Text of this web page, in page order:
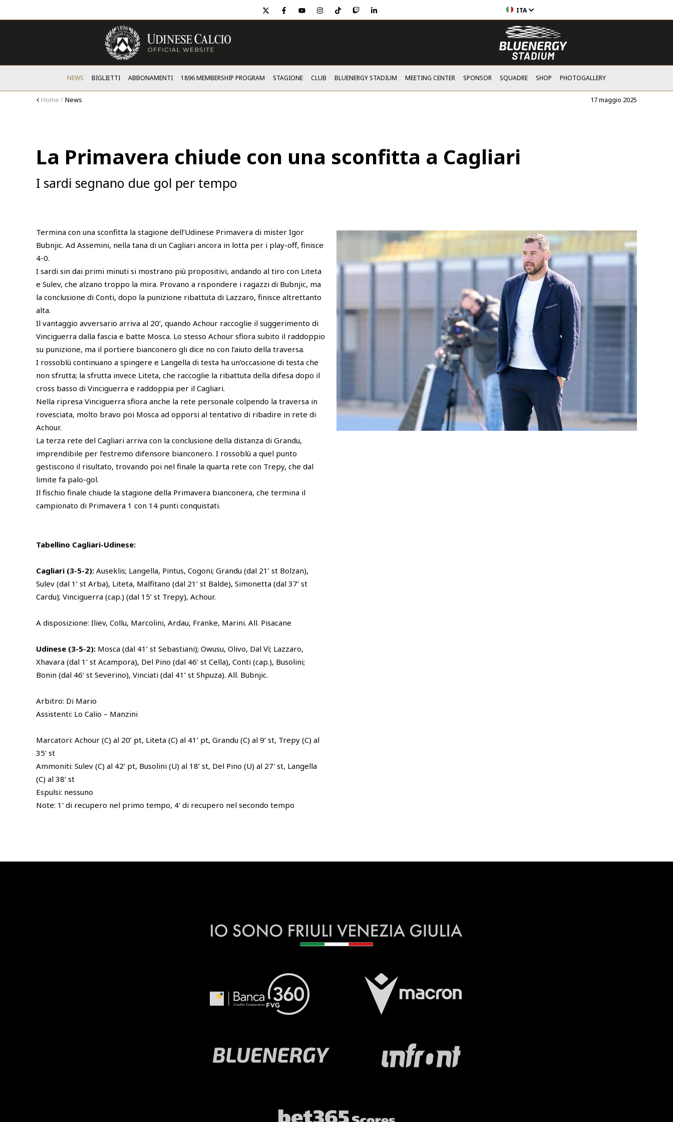
twitter facebook
youtubeinstagram
tiktoktwitchlinkedin ITA
NEWS BIGLIETTI ABBONAMENTI 1896 MEMBERSHIP PROGRAM STAGIONE CLUB BLUENERGY STADIUM MEETING CENTER SPONSOR SQUADRE SHOP PHOTOGALLERY
Home News 17 maggio 2025
La Primavera chiude con una sconfitta a Cagliari
I sardi segnano due gol per tempo
Termina con una sconfitta la stagione dell’Udinese Primavera di mister Igor
Bubnjic. Ad Assemini, nella tana di un Cagliari ancora in lotta per i play-off, finisce
4-0.
I sardi sin dai primi minuti si mostrano più propositivi, andando al tiro con Liteta
e Sulev, che alzano troppo la mira. Provano a rispondere i ragazzi di Bubnjic, ma
la conclusione di Conti, dopo la punizione ribattuta di Lazzaro, finisce altrettanto
alta.
Il vantaggio avversario arriva al 20’, quando Achour raccoglie il suggerimento di
Vinciguerra dalla fascia e batte Mosca. Lo stesso Achour sfiora subito il raddoppio
su punizione, ma il portiere bianconero gli dice no con l’aiuto della traversa.
I rossoblù continuano a spingere e Langella di testa ha un’occasione di testa che
non sfrutta; la sfrutta invece Liteta, che raccoglie la ribattuta della difesa dopo il
cross basso di Vinciguerra e raddoppia per il Cagliari.
Nella ripresa Vinciguerra sfiora anche la rete personale colpendo la traversa in
rovesciata, molto bravo poi Mosca ad opporsi al tentativo di ribadire in rete di
Achour.
La terza rete del Cagliari arriva con la conclusione della distanza di Grandu,
imprendibile per l’estremo difensore bianconero. I rossoblù a quel punto
gestiscono il risultato, trovando poi nel finale la quarta rete con Trepy, che dal
limite fa palo-gol.
Il fischio finale chiude la stagione della Primavera bianconera, che termina il
campionato di Primavera 1 con 14 punti conquistati.
Tabellino Cagliari-Udinese:
Cagliari (3-5-2): Auseklis; Langella, Pintus, Cogoni; Grandu (dal 21’ st Bolzan),
Sulev (dal 1’ st Arba), Liteta, Malfitano (dal 21’ st Balde), Simonetta (dal 37’ st
Cardu); Vinciguerra (cap.) (dal 15’ st Trepy), Achour.
A disposizione: Iliev, Collu, Marcolini, Ardau, Franke, Marini. All. Pisacane
Udinese (3-5-2): Mosca (dal 41’ st Sebastiani); Owusu, Olivo, Dal Vì; Lazzaro,
Xhavara (dal 1’ st Acampora), Del Pino (dal 46’ st Cella), Conti (cap.), Busolini;
Bonin (dal 46’ st Severino), Vinciati (dal 41’ st Shpuza). All. Bubnjic.
Arbitro: Di Mario
Assistenti: Lo Calio – Manzini
Marcatori: Achour (C) al 20’ pt, Liteta (C) al 41’ pt, Grandu (C) al 9’ st, Trepy (C) al
35’ st
Ammoniti: Sulev (C) al 42’ pt, Busolini (U) al 18’ st, Del Pino (U) al 27' st, Langella
(C) al 38’ st
Espulsi: nessuno
Note: 1' di recupero nel primo tempo, 4' di recupero nel secondo tempo